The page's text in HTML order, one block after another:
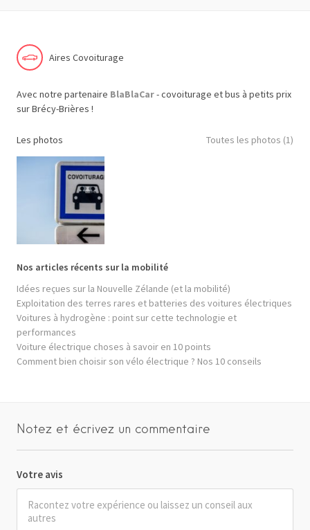
Aires Covoiturage
Avec notre partenaire BlaBlaCar- covoiturage et bus à petits prix
sur Brécy-Brières !
Les photos Toutes les photos (1)
Nos articles récents sur la mobilité
Idées reçues sur la Nouvelle Zélande (et la mobilité)
Exploitation des terres rares et batteries des voitures électriques
Voitures à hydrogène : point sur cette technologie et
performances
Voiture électrique choses à savoir en 10 points
Comment bien choisir son vélo électrique ? Nos 10 conseils
Notez et écrivez un commentaire
Votre avis